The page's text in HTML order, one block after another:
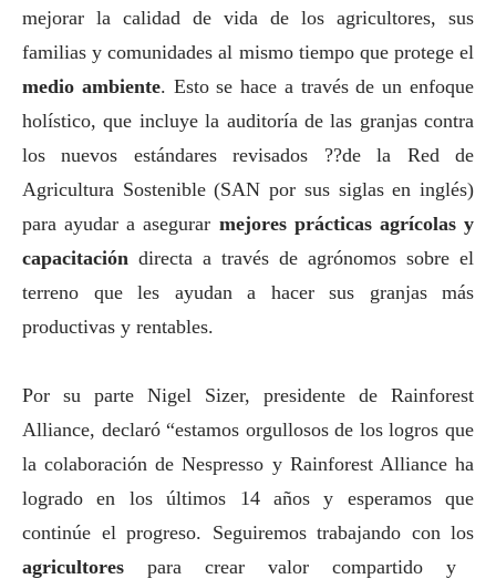
mejorar la calidad de vida de los agricultores, sus
familias y comunidades al mismo tiempo que protege el
medio ambiente. Esto se hace a través de un enfoque
holístico, que incluye la auditoría de las granjas contra
los nuevos estándares revisados ??de la Red de
Agricultura Sostenible (SAN por sus siglas en inglés)
para ayudar a asegurar mejores prácticas agrícolas y
capacitación directa a través de agrónomos sobre el
terreno que les ayudan a hacer sus granjas más
productivas y rentables.
Por su parte Nigel Sizer, presidente de Rainforest
Alliance, declaró “estamos orgullosos de los logros que
la colaboración de Nespresso y Rainforest Alliance ha
logrado en los últimos 14 años y esperamos que
continúe el progreso. Seguiremos trabajando con los
agricultores para crear valor compartido y